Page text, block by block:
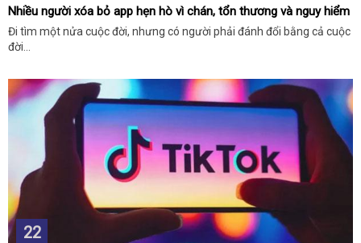
Nhiều người xóa bỏ app hẹn hò vì chán, tổn thương và nguy hiểm
Đi tìm một nửa cuộc đời, nhưng có người phải đánh đổi bằng cả cuộc
đời...
22